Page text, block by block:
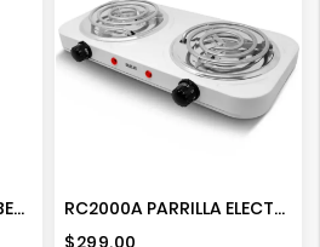
RC-60 ESPUMADOR DE BEBIDAS
RC2000A PARRILLA ELECTRICA
Precio